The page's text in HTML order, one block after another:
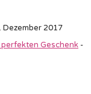
Dezember 2017
Geschenk -